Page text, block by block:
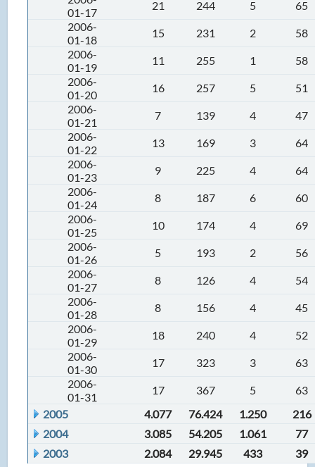
01-17
21 244 5
65
2006-
01-18
15 231 2
58
2006-
01-19
11 255 1
58
2006-
01-20
16 257 5
51
2006-
01-21
7 139 4
47
2006-
01-22
13 169 3
64
2006-
01-23
9 225 4
64
2006-
01-24
8 187 6
60
2006-
01-25
10 174 4
69
2006-
01-26
5 193 2
56
2006-
01-27
8 126 4
54
2006-
01-28
8 156 4
45
2006-
01-29
18 240 4
52
2006-
01-30
17 323 3
63
2006-
01-31
17 367 5
63
2005
4.077 76.424 1.250
216
2004
3.085 54.205 1.061
77
2003
2.084 29.945 433 39